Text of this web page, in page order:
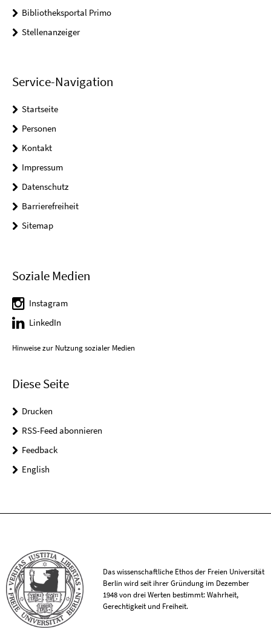
Bibliotheksportal Primo
Stellenanzeiger
Service-Navigation
Startseite
Personen
Kontakt
Impressum
Datenschutz
Barrierefreiheit
Sitemap
Soziale Medien
Instagram
LinkedIn
Hinweise zur Nutzung sozialer Medien
Diese Seite
Drucken
RSS-Feed abonnieren
Feedback
English
Das wissenschaftliche Ethos der Freien Universität
Berlin wird seit ihrer Gründung im Dezember
1948 von drei Werten bestimmt: Wahrheit,
Gerechtigkeit und Freiheit.